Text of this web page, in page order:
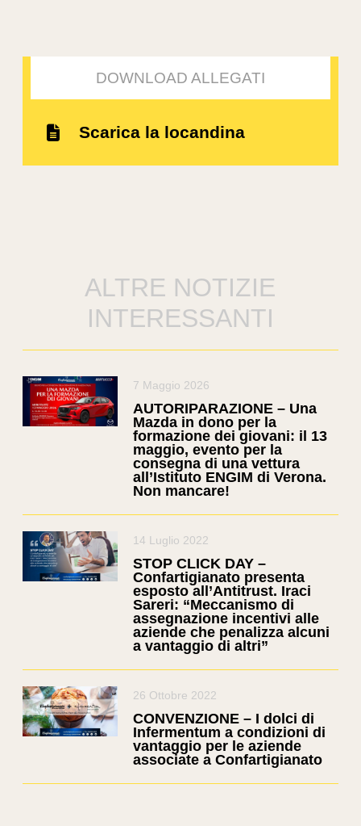
DOWNLOAD ALLEGATI
Scarica la locandina
ALTRE NOTIZIE
INTERESSANTI
7 Maggio 2026
AUTORIPARAZIONE – Una
Mazda in dono per la
formazione dei giovani: il 13
maggio, evento per la
consegna di una vettura
all’Istituto ENGIM di Verona.
Non mancare!
14 Luglio 2022
STOP CLICK DAY –
Confartigianato presenta
esposto all’Antitrust. Iraci
Sareri: “Meccanismo di
assegnazione incentivi alle
aziende che penalizza alcuni
a vantaggio di altri”
26 Ottobre 2022
CONVENZIONE – I dolci di
Infermentum a condizioni di
vantaggio per le aziende
associate a Confartigianato